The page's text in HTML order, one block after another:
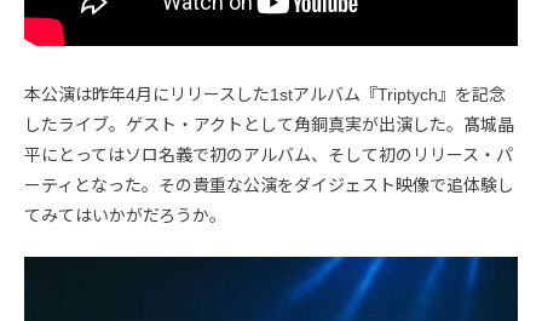
本公演は昨年4月にリリースした1stアルバム『Triptych』を記念
したライブ。ゲスト・アクトとして角銅真実が出演した。髙城晶
平にとってはソロ名義で初のアルバム、そして初のリリース・パ
ーティとなった。その貴重な公演をダイジェスト映像で追体験し
てみてはいかがだろうか。